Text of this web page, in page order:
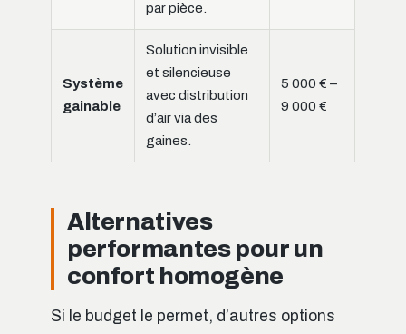
par pièce.
Système
gainable
Solution invisible
et silencieuse
avec distribution
d’air via des
gaines.
5 000 € –
9 000 €
Alternatives
performantes pour un
confort homogène
Si le budget le permet, d’autres options